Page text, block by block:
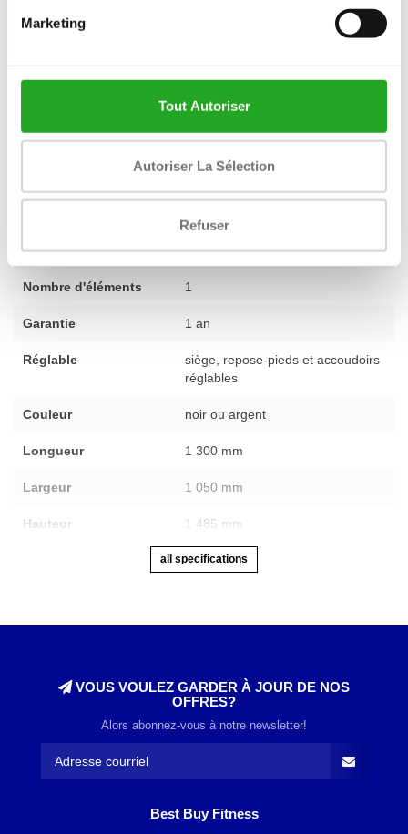
Marketing
Tout Autoriser
Autoriser La Sélection
Refuser
reconditionné, comme ce leg extension, est soigneusement
sélectionné et testé par nos experts avant d'être proposé. Vous
**garantie standard de 1 an**. Nous sommes ravis de vous aider
à trouver l'équipement adapté à vos objectifs, que vous
recherchiez une seule machine ou que vous souhaitiez aménager
pour des conseils personnalisés.
Condition physique utilisé - entièrement révisé
Nombre d'éléments 1
Garantie 1 an
Réglable
siège, repose-pieds et accoudoirs
réglables
Couleur noir ou argent
Longueur 1 300 mm
Largeur 1 050 mm
Hauteur 1 485 mm
all specifications
VOUS VOULEZ GARDER À JOUR DE NOS
OFFRES?
Alors abonnez-vous à notre newsletter!
Best Buy Fitness